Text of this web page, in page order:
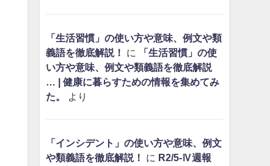
「生活習慣」の使い方や意味、例文や類
義語を徹底解説！
に
「生活習慣」の使
い方や意味、例文や類義語を徹底解説
… | 健康に暮らすための情報を集めてみ
た。
より
「インシデント」の使い方や意味、例文
や類義語を徹底解説！
に R2/5-Ⅳ週報